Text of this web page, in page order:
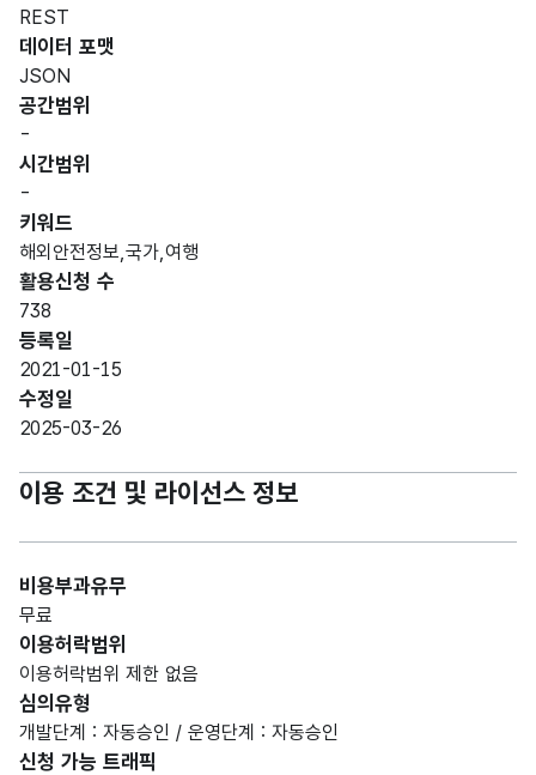
REST
데이터 포맷
JSON
공간범위
-
시간범위
-
키워드
해외안전정보,국가,여행
활용신청 수
738
등록일
2021-01-15
수정일
2025-03-26
이용 조건 및 라이선스 정보
비용부과유무
무료
이용허락범위
이용허락범위 제한 없음
심의유형
개발단계 : 자동승인 / 운영단계 : 자동승인
신청 가능 트래픽